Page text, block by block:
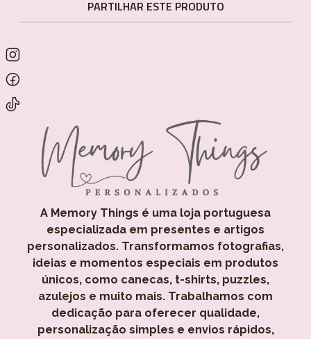
PARTILHAR ESTE PRODUTO
A Memory Things é uma loja portuguesa
especializada em presentes e artigos
personalizados. Transformamos fotografias,
ideias e momentos especiais em produtos
únicos, como canecas, t-shirts, puzzles,
azulejos e muito mais. Trabalhamos com
dedicação para oferecer qualidade,
personalização simples e envios rápidos,